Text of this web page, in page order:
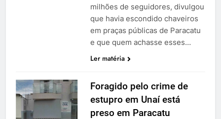
milhões de seguidores, divulgou
que havia escondido chaveiros
em praças públicas de Paracatu
e que quem achasse esses…
Ler matéria
Foragido pelo crime de
estupro em Unaí está
preso em Paracatu